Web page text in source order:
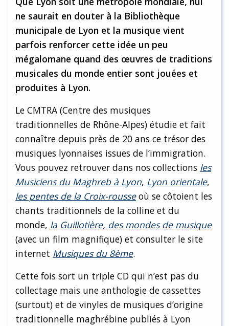
ne saurait en douter à la Bibliothèque
municipale de Lyon et la musique vient
parfois renforcer cette idée un peu
mégalomane quand des œuvres de traditions
musicales du monde entier sont jouées et
produites à Lyon.
Le CMTRA (Centre des musiques
traditionnelles de Rhône-Alpes) étudie et fait
connaître depuis près de 20 ans ce trésor des
musiques lyonnaises issues de l’immigration.
Vous pouvez retrouver dans nos collections les
Musiciens du Maghreb à Lyon, Lyon orientale,
les pentes de la Croix-rousseoù se côtoient les
chants traditionnels de la colline et du
monde, la Guillotière, des mondes de musique
(avec un film magnifique) et consulter le site
internet Musiques du 8ème.
Cette fois sort un triple CD qui n’est pas du
collectage mais une anthologie de cassettes
(surtout) et de vinyles de musiques d’origine
traditionnelle maghrébine publiés à Lyon